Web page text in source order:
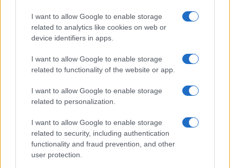
I want to allow Google to enable storage
related to analytics like cookies on web or
device identifiers in apps.
I want to allow Google to enable storage
related to functionality of the website or app.
I want to allow Google to enable storage
related to personalization.
I want to allow Google to enable storage
related to security, including authentication
functionality and fraud prevention, and other
user protection.
Sei già abbonato?
Puoi effettuare l'accesso andando nella
cliccandoqui
TEMI: Latte Sardegna Pier Luigi Caria
Condividi l'articolo
F T PiWS